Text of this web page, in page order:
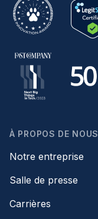
À PROPOS DE NOUS
Notre entreprise
Salle de presse
Carrières